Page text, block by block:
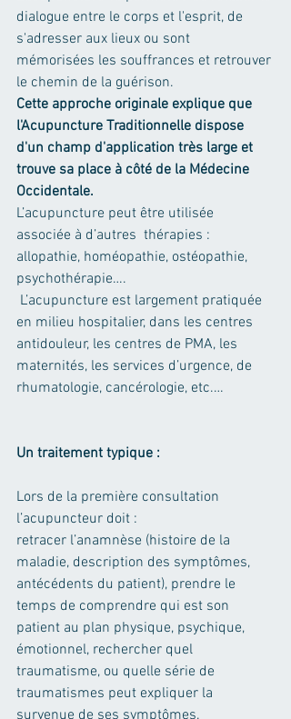
dialogue entre le corps et l'esprit, de
s'adresser aux lieux ou sont
mémorisées les souffrances et retrouver
le chemin de la guérison.
Cette approche originale explique que
l'Acupuncture Traditionnelle dispose
d'un champ d'application très large et
trouve sa place à côté de la Médecine
Occidentale.
L’acupuncture peut être utilisée
associée à d’autres  thérapies :
allopathie, homéopathie, ostéopathie,
psychothérapie….
en milieu hospitalier, dans les centres
antidouleur, les centres de PMA, les
maternités, les services d’urgence, de
rhumatologie, cancérologie, etc.…
Un traitement typique :
Lors de la première consultation
l’acupuncteur doit :
retracer l’anamnèse (histoire de la
maladie, description des symptômes,
antécédents du patient), prendre le
temps de comprendre qui est son
patient au plan physique, psychique,
émotionnel, rechercher quel
traumatisme, ou quelle série de
traumatismes peut expliquer la